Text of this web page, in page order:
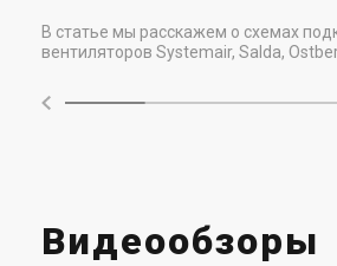
В статье мы расскажем о схемах
вентиляторов Systemair, Salda,
Видеообзоры